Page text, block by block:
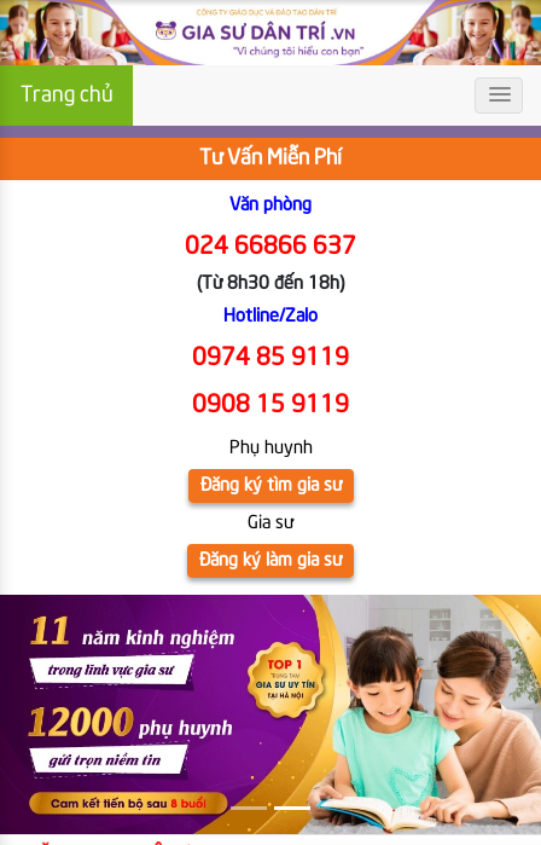
Trang chủ
Tư Vấn Miễn Phí
Văn phòng
024 66866 637
(Từ 8h30 đến 18h)
Hotline/Zalo
0974 85 9119
0908 15 9119
Phụ huynh
Đăng ký tìm gia sư
Gia sư
Đăng ký làm gia sư